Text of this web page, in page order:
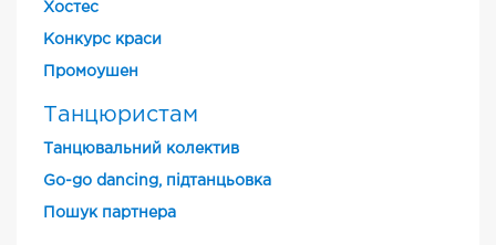
Хостес
Конкурс краси
Промоушен
Танцюристам
Танцювальний колектив
Go-go dancing, підтанцьовка
Пошук партнера